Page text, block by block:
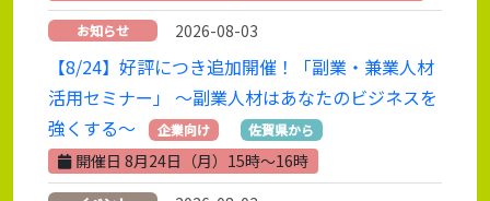
お知らせ 2026-08-03
【8/24】好評につき追加開催！「副業・兼業人材
活用セミナー」 ～副業人材はあなたのビジネスを
強くする～
企業向け 佐賀県から
開催日 8月24日（月）15時～16時